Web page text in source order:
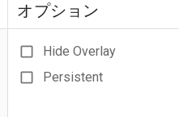
オプション
Hide Overlay
Persistent